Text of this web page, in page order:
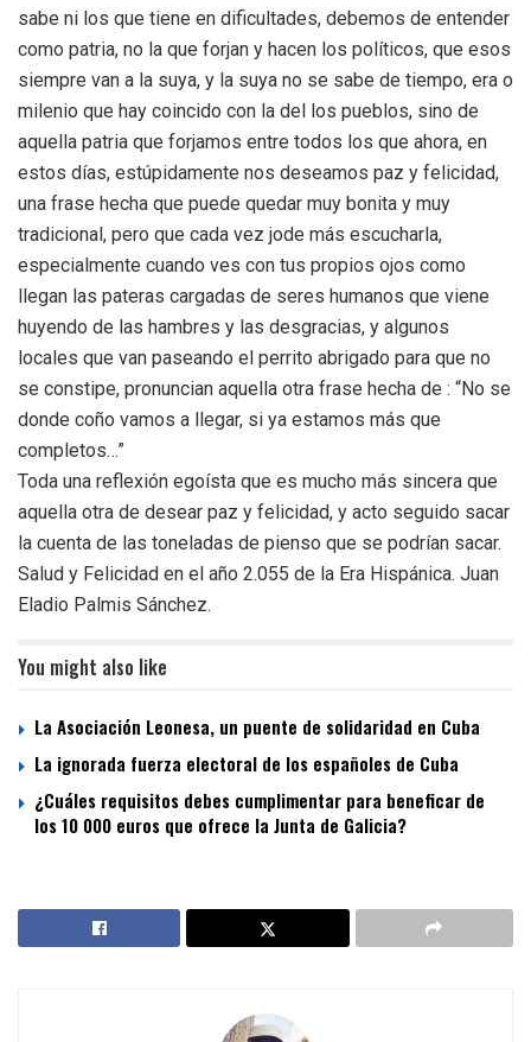
sabe ni los que tiene en dificultades, debemos de entender
como patria, no la que forjan y hacen los políticos, que esos
siempre van a la suya, y la suya no se sabe de tiempo, era o
milenio que hay coincido con la del los pueblos, sino de
aquella patria que forjamos entre todos los que ahora, en
estos días, estúpidamente nos deseamos paz y felicidad,
una frase hecha que puede quedar muy bonita y muy
tradicional, pero que cada vez jode más escucharla,
especialmente cuando ves con tus propios ojos como
llegan las pateras cargadas de seres humanos que viene
huyendo de las hambres y las desgracias, y algunos
locales que van paseando el perrito abrigado para que no
se constipe, pronuncian aquella otra frase hecha de : “No se
donde coño vamos a llegar, si ya estamos más que
completos…”
Toda una reflexión egoísta que es mucho más sincera que
aquella otra de desear paz y felicidad, y acto seguido sacar
la cuenta de las toneladas de pienso que se podrían sacar.
Salud y Felicidad en el año 2.055 de la Era Hispánica. Juan
Eladio Palmis Sánchez.
You might also like
La Asociación Leonesa, un puente de solidaridad en Cuba
La ignorada fuerza electoral de los españoles de Cuba
¿Cuáles requisitos debes cumplimentar para beneficar de
los 10 000 euros que ofrece la Junta de Galicia?